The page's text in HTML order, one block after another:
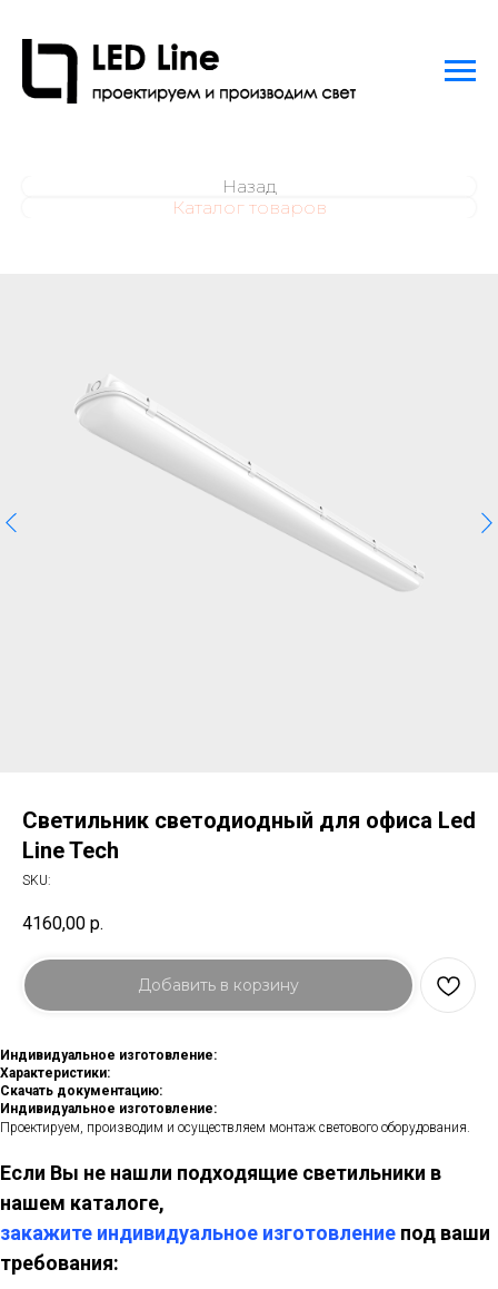
Назад
Каталог товаров
Светильник светодиодный для офиса Led
Line Tech
SKU:
4160,00 р.
Добавить в корзину
Индивидуальное изготовление:
Характеристики:
Скачать документацию:
Индивидуальное изготовление:
Проектируем, производим и осуществляем монтаж светового оборудования.
Если Вы не нашли подходящие светильники в
нашем каталоге,
закажите индивидуальное изготовление под ваши
требования: